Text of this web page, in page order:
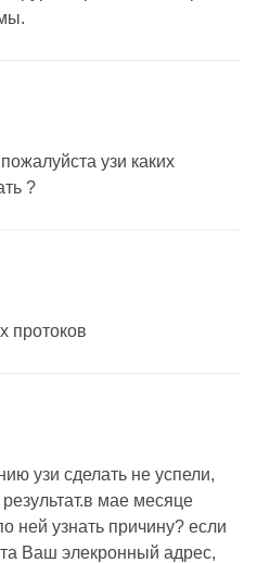
узи каких
?
протоков
узи сделать не успели,
мае месяце
ней узнать причину? если
Ваш элекронный адрес,